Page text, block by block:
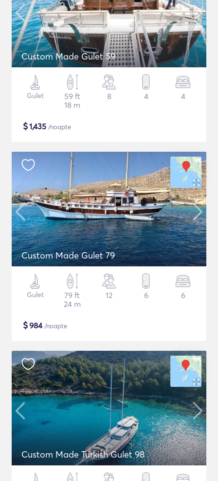
Custom Made Gulet 59
Gulet
59 ft
18 m
8 4 4
$1,435 /noapte
Custom Made Gulet 79
Gulet
79 ft
24 m
12 6 6
$984/noapte
Custom Made Turkish Gulet 98